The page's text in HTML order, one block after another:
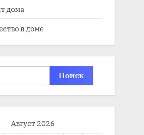
дома
в доме
Август 2026